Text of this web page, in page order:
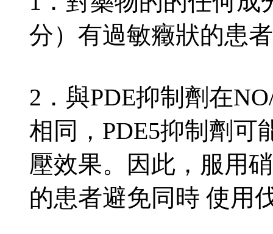
分）有過敏癥狀的患
2．與PDE抑制劑在
相同，PDE5抑制劑可
壓效果。因此，服用
的患者避免同時 使用